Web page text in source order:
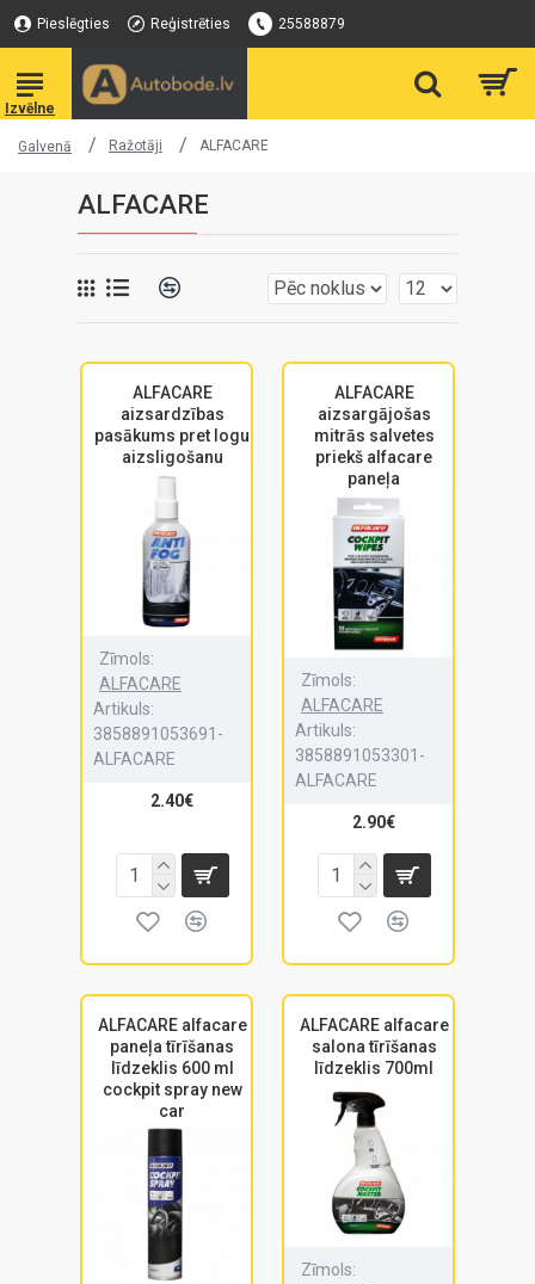
Pieslēgties Reģistrēties 25588879
Galvenā Ražotāji ALFACARE
ALFACARE
ALFACARE
aizsardzības
pasākums pret logu
aizsligošanu
Zīmols:
ALFACARE
Artikuls:
3858891053691-
ALFACARE
2.40€
ALFACARE
aizsargājošas
mitrās salvetes
priekš alfacare
paneļa
Zīmols:
ALFACARE
Artikuls:
3858891053301-
ALFACARE
2.90€
ALFACARE alfacare
paneļa tīrīšanas
līdzeklis 600 ml
cockpit spray new
car
ALFACARE alfacare
salona tīrīšanas
līdzeklis 700ml
Zīmols: